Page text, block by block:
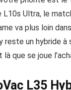
L10s Ultra, le
va plus loin
reste un hybride
que se joue
L35